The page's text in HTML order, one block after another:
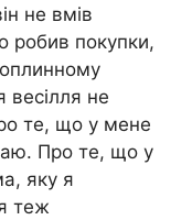
не вмів
робив покупки,
весілля не
те, що у мене
Про те, що у
яку я
теж